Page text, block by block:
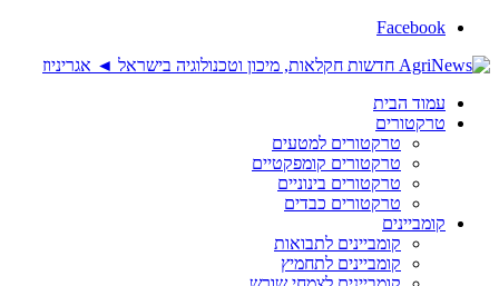
Facebook
עמוד הבית
טרקטורים
טרקטורים למטעים
טרקטורים קומפקטיים
טרקטורים בינוניים
טרקטורים כבדים
קומביינים
קומביינים לתבואות
קומביינים לתחמיץ